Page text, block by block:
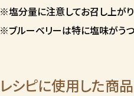
※塩分量に注意してお召し上がり
※ブルーベリーは特に塩味がうつ
レシピに使用した商品